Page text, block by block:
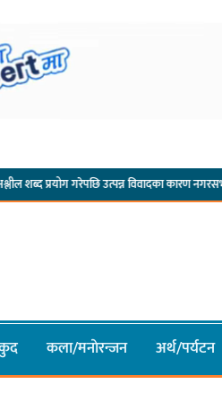
उत्पन्न विवादका कारण नगरसभा रोकियो ·
कला/मनाेरन्जन अर्थ/पर्यटन